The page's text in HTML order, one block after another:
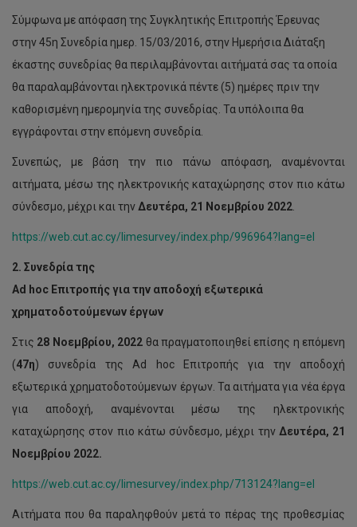
Σύμφωνα με απόφαση της Συγκλητικής Επιτροπής Έρευνας
στην 45η Συνεδρία ημερ. 15/03/2016, στην Ημερήσια Διάταξη
έκαστης συνεδρίας θα περιλαμβάνονται αιτήματά σας τα οποία
θα παραλαμβάνονται ηλεκτρονικά πέντε (5) ημέρες πριν την
καθορισμένη ημερομηνία της συνεδρίας. Τα υπόλοιπα θα
εγγράφονται στην επόμενη συνεδρία.
Συνεπώς, με βάση την πιο πάνω απόφαση, αναμένονται
αιτήματα, μέσω της ηλεκτρονικής καταχώρησης στον πιο κάτω
σύνδεσμο, μέχρι και την Δευτέρα, 21 Νοεμβρίου 2022
https://web.cut.ac.cy/limesurvey/index.php/996964?lang=el
2. Συνεδρία της
Ad hoc Επιτροπής για την αποδοχή εξωτερικά
χρηματοδοτούμενων έργων
Στις 28 Νοεμβρίου, 2022 θα πραγματοποιηθεί επίσης η επόμενη
(47η) συνεδρία της Ad hoc Επιτροπής για την αποδοχή
εξωτερικά χρηματοδοτούμενων έργων. Τα αιτήματα για νέα έργα
για αποδοχή, αναμένονται μέσω της ηλεκτρονικής
καταχώρησης στον πιο κάτω σύνδεσμο, μέχρι την Δευτέρα, 21
Νοεμβρίου 2022.
https://web.cut.ac.cy/limesurvey/index.php/713124?lang=el
Αιτήματα που θα παραληφθούν μετά το πέρας της προθεσμίας
Συνεδρία
Συγκλητικής
Επιτροπής
Έρευνας
και
Καινοτομίας
και
hoc
για